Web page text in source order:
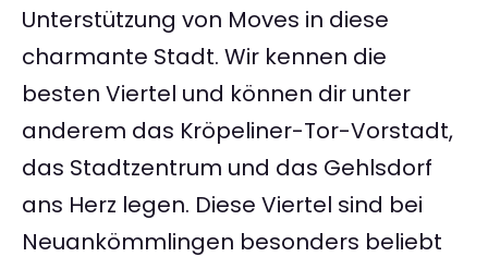
Unterstützung von Moves in diese
charmante Stadt. Wir kennen die
besten Viertel und können dir unter
anderem das Kröpeliner-Tor-Vorstadt,
das Stadtzentrum und das Gehlsdorf
ans Herz legen. Diese Viertel sind bei
Neuankömmlingen besonders beliebt